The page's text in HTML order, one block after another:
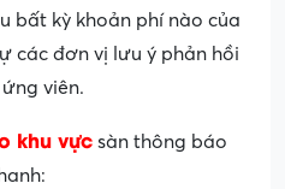
bất kỳ khoản phí nào của
các đơn vị lưu ý phản hồi
viên.
khu vựcsàn thông báo